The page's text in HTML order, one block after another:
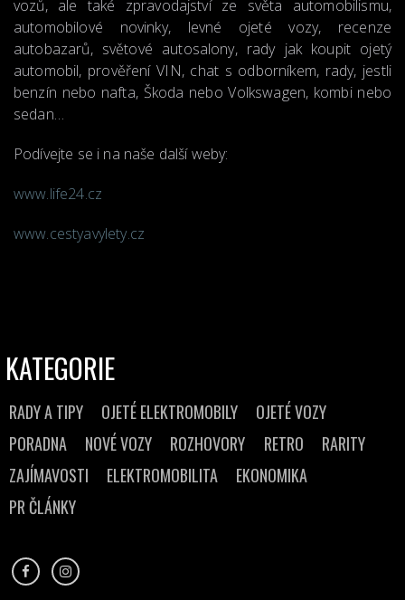
vozů, ale také zpravodajství ze světa automobilismu,
automobilové novinky, levné ojeté vozy, recenze
autobazarů, světové autosalony, rady jak koupit ojetý
automobil, prověření VIN, chat s odborníkem, rady, jestli
benzín nebo nafta, Škoda nebo Volkswagen, kombi nebo
sedan…
Podívejte se i na naše další weby:
www.life24.cz
www.cestyavylety.cz
KATEGORIE
RADY A TIPY OJETÉ ELEKTROMOBILY
OJETÉ VOZY
PORADNA
NOVÉ VOZY ROZHOVORY RETRO
RARITY
ZAJÍMAVOSTI
ELEKTROMOBILITA
EKONOMIKA
PR ČLÁNKY